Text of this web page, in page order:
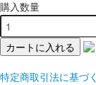
購入数量
特定商取引法に基づ